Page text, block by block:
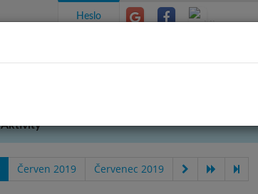
Heslo
Aktivity
Červen 2019 Červenec 2019